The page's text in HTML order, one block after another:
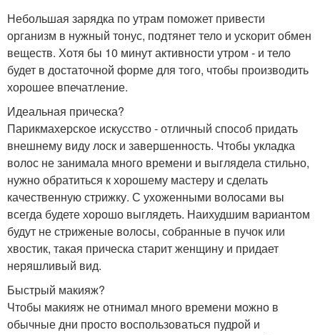
Небольшая зарядка по утрам поможет привести
организм в нужный тонус, подтянет тело и ускорит обмен
веществ. Хотя бы 10 минут активности утром - и тело
будет в достаточной форме для того, чтобы производить
хорошее впечатление.
Идеальная прическа?
Парикмахерское искусство - отличный способ придать
внешнему виду лоск и завершенность. Чтобы укладка
волос не занимала много времени и выглядела стильно,
нужно обратиться к хорошему мастеру и сделать
качественную стрижку. С ухоженными волосами вы
всегда будете хорошо выглядеть. Наихудшим вариантом
будут не стриженые волосы, собранные в пучок или
хвостик, такая прическа старит женщину и придает
неряшливый вид.
Быстрый макияж?
Чтобы макияж не отнимал много времени можно в
обычные дни просто воспользоваться пудрой и